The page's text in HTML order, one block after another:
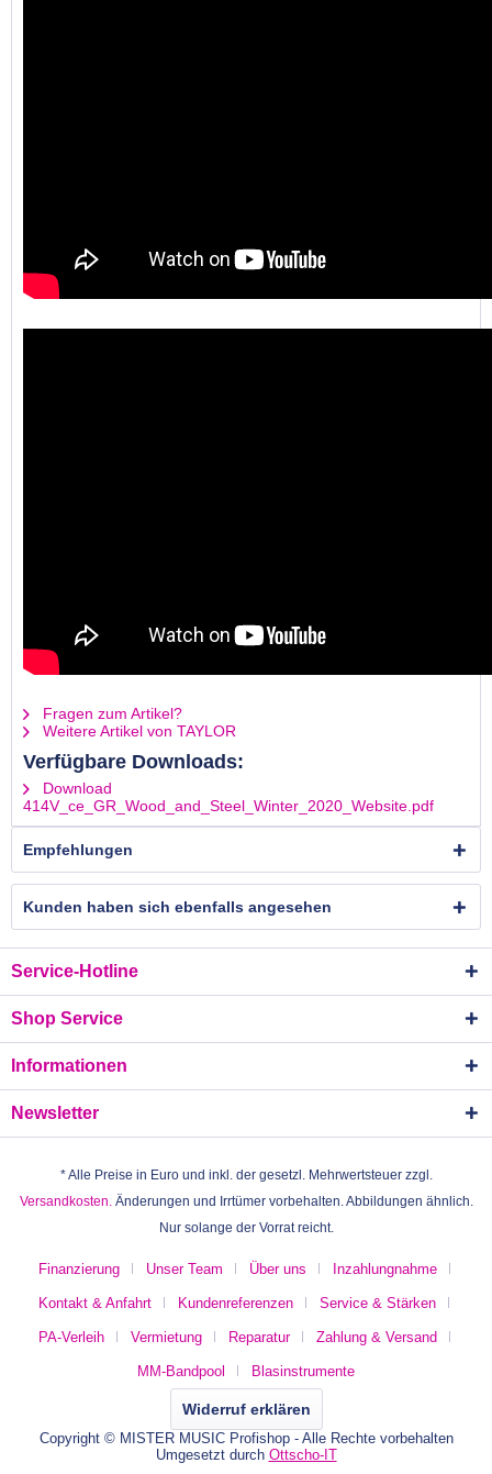
Fragen zum Artikel?
Weitere Artikel von TAYLOR
Verfügbare Downloads:
Download
414V_ce_GR_Wood_and_Steel_Winter_2020_Website.pdf
Empfehlungen
Kunden haben sich ebenfalls angesehen
Service-Hotline
Shop Service
Informationen
Newsletter
* Alle Preise in Euro und inkl. der gesetzl. Mehrwertsteuer zzgl.
Versandkosten. Änderungen und Irrtümer vorbehalten. Abbildungen ähnlich.
Nur solange der Vorrat reicht.
Finanzierung Unser Team Über uns Inzahlungnahme
Kontakt & Anfahrt Kundenreferenzen Service & Stärken
PA-Verleih Vermietung Reparatur Zahlung & Versand
MM-Bandpool Blasinstrumente
Widerruf erklären
Copyright © MISTER MUSIC Profishop - Alle Rechte vorbehalten
Umgesetzt durch Ottscho-IT